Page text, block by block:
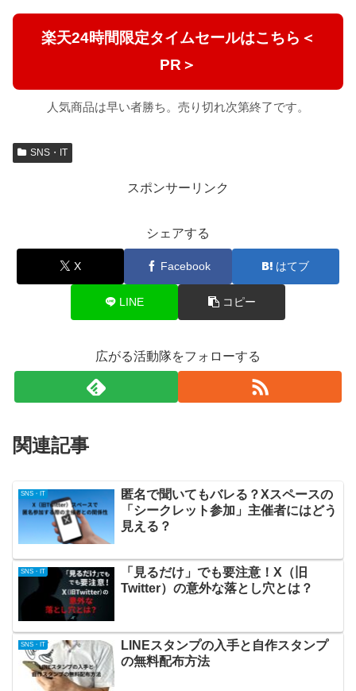
楽天24時間限定タイムセールはこちら＜
PR＞
人気商品は早い者勝ち。売り切れ次第終了です。
SNS・IT
スポンサーリンク
シェアする
X Facebook はてブ
LINE コピー
広がる活動隊をフォローする
関連記事
SNS・IT
匿名で聞いてもバレる？Xスペースの
「シークレット参加」主催者にはどう
見える？
SNS・IT
「見るだけ」でも要注意！X（旧
Twitter）の意外な落とし穴とは？
SNS・IT
LINEスタンプの入手と自作スタンプ
の無料配布方法